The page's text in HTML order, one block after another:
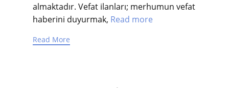
almaktadır. Vefat ilanları; merhumun vefat
haberini duyurmak, Read more
Read More